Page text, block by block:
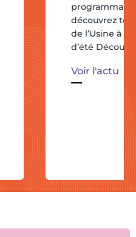
guinguettes…
de l’été
Stages des vacances
stages des